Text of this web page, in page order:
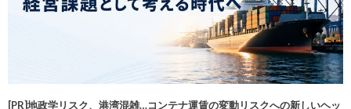
[PR]地政学リスク、港湾混雑…コンテナ運賃の変動リスクへの新しいヘッ